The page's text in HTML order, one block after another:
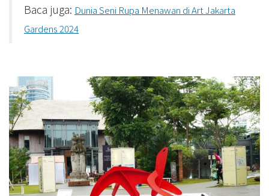
Baca juga: Dunia Seni Rupa Menawan di Art Jakarta
Gardens 2024